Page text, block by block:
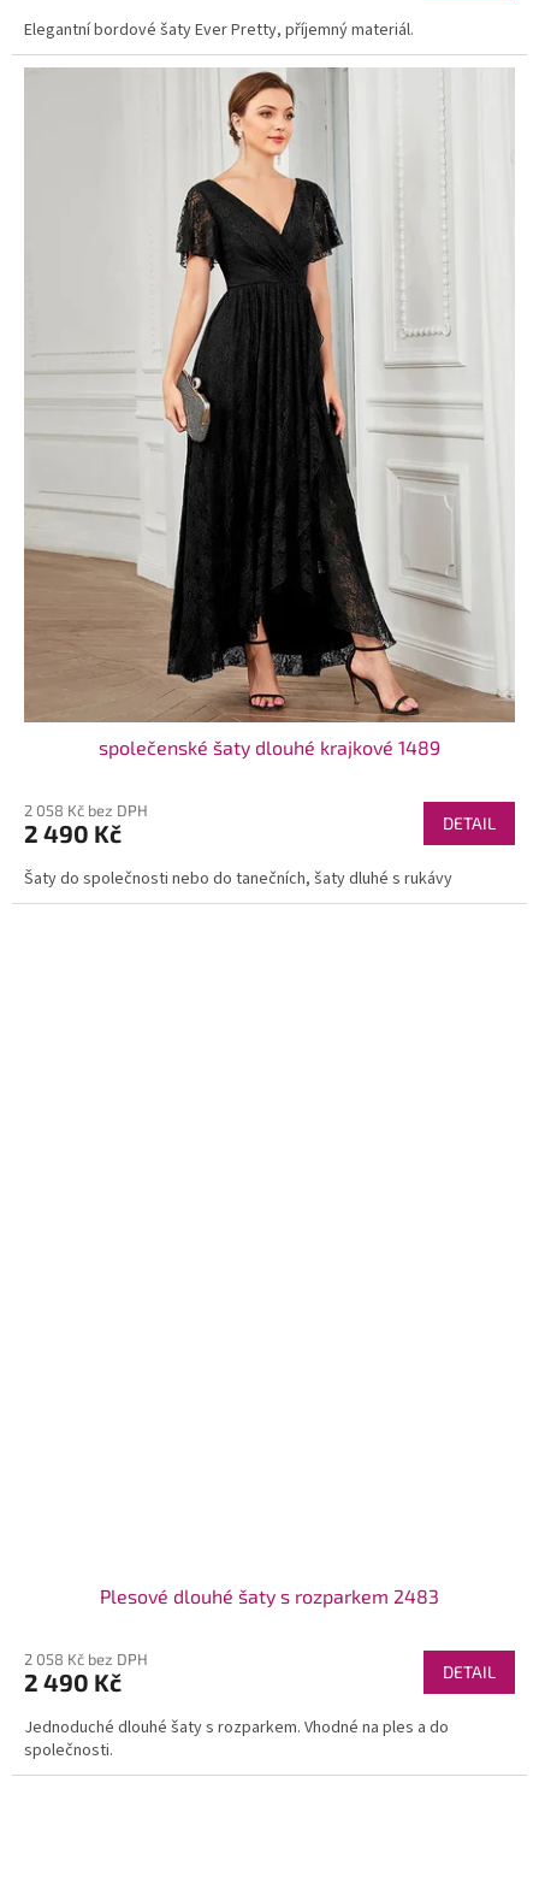
Elegantní bordové šaty Ever Pretty, příjemný materiál.
společenské šaty dlouhé krajkové 1489
2 058 Kč bez DPH
2 490 Kč DETAIL
Šaty do společnosti nebo do tanečních, šaty dluhé s rukávy
Plesové dlouhé šaty s rozparkem 2483
2 058 Kč bez DPH
2 490 Kč DETAIL
Jednoduché dlouhé šaty s rozparkem. Vhodné na ples a do
společnosti.